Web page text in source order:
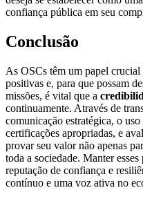
confiança pública em seu
Conclusão
As OSCs têm um papel
positivas e, para que possam
missões, é vital que a
continuamente. Através de
comunicação estratégica, o
certificações apropriadas, e
provar seu valor não apenas
toda a sociedade. Manter
reputação de confiança e
contínuo e uma voz ativa no